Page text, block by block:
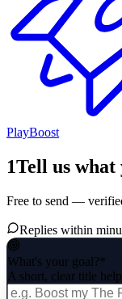
PlayBoost
1Tell us what
Free to send —
Replies within
What's your goal?*
A short, clear title